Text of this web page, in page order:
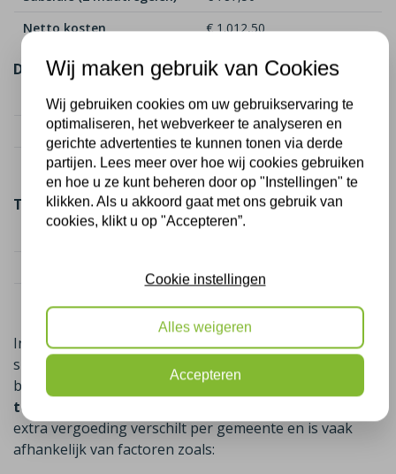
Netto kosten
€ 1.012,50
Dakisolatie (50 m²)
Kostenindicatie
€ 2.250
Subsidie (2 maatregelen)
€ 1.625,00
Netto kosten
€ 625,00
Totaal
In sommige gevallen is er naast de landelijke ISDE-
subsidie ook nog een gemeentelijke subsidie
beschikbaar,
u krijgt dan in sommige gevallen geld
toe op het isoleren van uw woning in De Bilt
extra vergoeding verschilt per gemeente en is vaak
afhankelijk van factoren zoals:
Wij maken gebruik van Cookies
Wij gebruiken cookies om uw gebruikservaring te
optimaliseren, het webverkeer te analyseren en
gerichte advertenties te kunnen tonen via derde
partijen. Lees meer over hoe wij cookies gebruiken
en hoe u ze kunt beheren door op "Instellingen" te
klikken. Als u akkoord gaat met ons gebruik van
cookies, klikt u op "Accepteren”.
Cookie instellingen
Alles weigeren
Accepteren